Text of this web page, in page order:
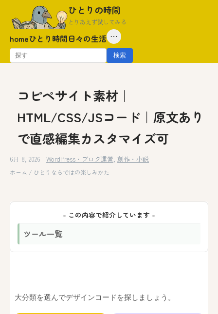
content
ひとりの時間
とりあえず試してみる
homeひとり時間日々の生活 ⋯
検
検索
コピペサイト素材｜
HTML/CSS/JSコード｜原文あり
で直感編集カスタマイズ可
6月 8, 2026 WordPress・ブログ運営, 創作・小説
ホーム / ひとりならではの楽しみかた
– この内容で紹介しています –
ツール一覧
大分類を選んでデザインコードを探しましょう。